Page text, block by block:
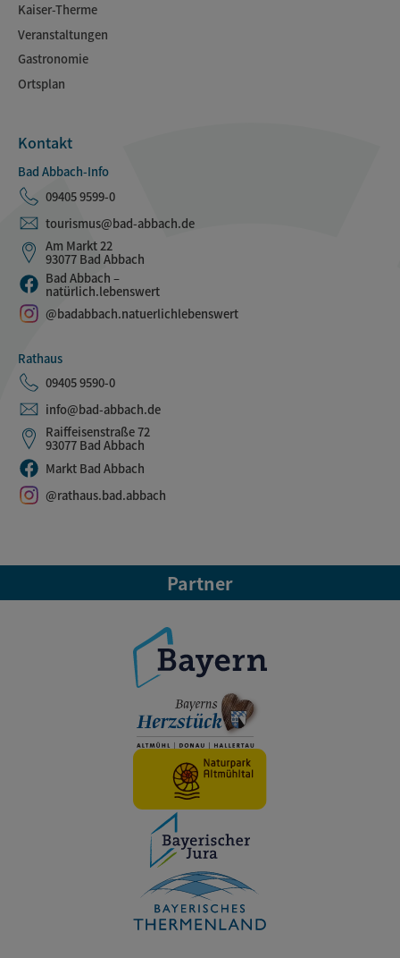
Kaiser-Therme
Veranstaltungen
Gastronomie
Ortsplan
Kontakt
Bad Abbach-Info
09405 9599-0
tourismus@bad-abbach.de
Am Markt 22
93077 Bad Abbach
Bad Abbach –
natürlich.lebenswert
@badabbach.natuerlichlebenswert
Rathaus
09405 9590-0
info@bad-abbach.de
Raiffeisenstraße 72
93077 Bad Abbach
Markt Bad Abbach
@rathaus.bad.abbach
Partner